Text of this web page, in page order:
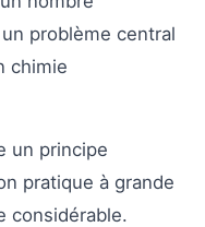
problème central
chimie
un principe
pratique à grande
considérable.